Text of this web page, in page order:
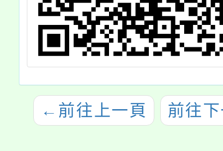
← 前往上一頁 前往